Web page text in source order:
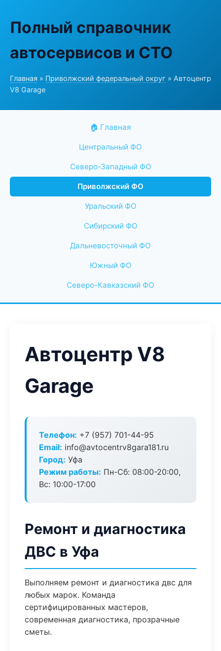
Полный справочник
автосервисов и СТО
Главная » Приволжский федеральный округ » Автоцентр
V8 Garage
🏠 Главная
Центральный ФО
Северо-Западный ФО
Приволжский ФО
Уральский ФО
Сибирский ФО
Дальневосточный ФО
Южный ФО
Северо-Кавказский ФО
Автоцентр V8
Garage
Телефон: +7 (957) 701-44-95
Email: info@avtocentrv8gara181.ru
Город: Уфа
Режим работы: Пн-Сб: 08:00-20:00,
Вс: 10:00-17:00
Ремонт и диагностика
ДВС в Уфа
Выполняем ремонт и диагностика двс для
любых марок. Команда
сертифицированных мастеров,
современная диагностика, прозрачные
сметы.